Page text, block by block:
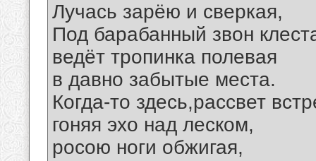
Лучась зарёю и сверкая,
Под барабанный звон
ведёт тропинка полевая
в давно забытые места.
Когда-то здесь,рассвет
гоняя эхо над леском,
росою ноги обжигая,